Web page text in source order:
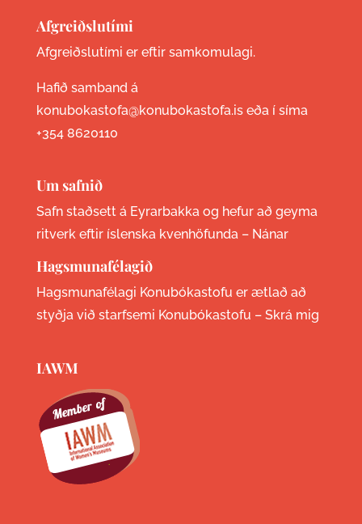
Afgreiðslutími
Afgreiðslutími er eftir samkomulagi.
Hafið samband á
konubokastofa@konubokastofa.is eða í síma
+354 8620110
Um safnið
Safn staðsett á Eyrarbakka og hefur að geyma
ritverk eftir íslenska kvenhöfunda – Nánar
Hagsmunafélagið
Hagsmunafélagi Konubókastofu er ætlað að
styðja við starfsemi Konubókastofu – Skrá mig
IAWM